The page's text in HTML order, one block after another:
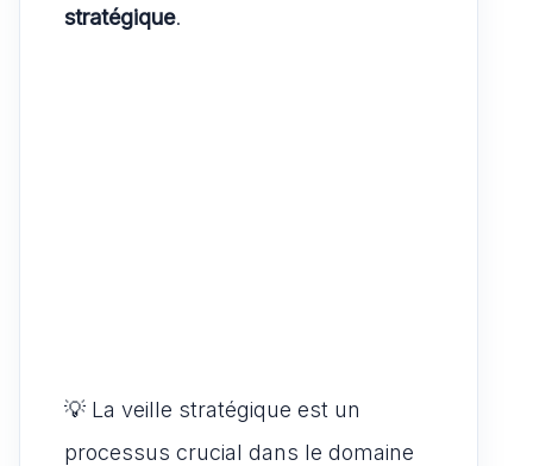
stratégique.
💡 La veille stratégique est un
processus crucial dans le domaine